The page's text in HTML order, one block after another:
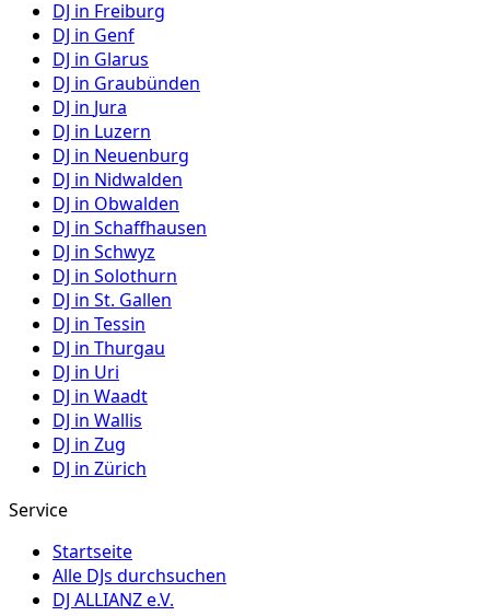
DJ in Freiburg
DJ in Genf
DJ in Glarus
DJ in Graubünden
DJ in Jura
DJ in Luzern
DJ in Neuenburg
DJ in Nidwalden
DJ in Obwalden
DJ in Schaffhausen
DJ in Schwyz
DJ in Solothurn
DJ in St. Gallen
DJ in Tessin
DJ in Thurgau
DJ in Uri
DJ in Waadt
DJ in Wallis
DJ in Zug
DJ in Zürich
Service
Startseite
Alle DJs durchsuchen
DJ ALLIANZ e.V.